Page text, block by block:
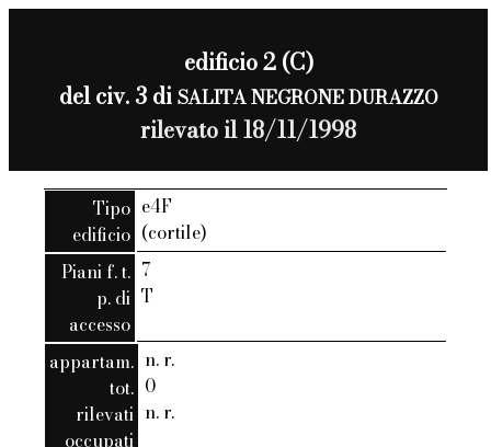
edificio 2 (C)
del civ. 3 diSALITA NEGRONE DURAZZO
rilevato il 18/11/1998
Tipo
edificio
e4F
(cortile)
Piani f. t.
p. di
accesso
7
T
appartam.
tot.
rilevati
occupati
n. r.
0
n. r.